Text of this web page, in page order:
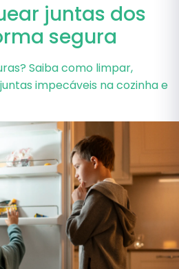
juntas dos
segura
Saiba como limpar,
impecáveis na cozinha e